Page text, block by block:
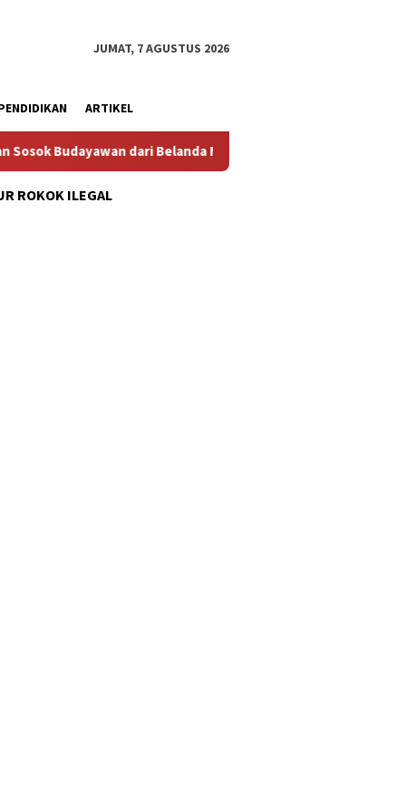
JUMAT, 7 AGUSTUS 2026
ARTIKEL
Belanda Mr. Crues Collen
ROKOK ILEGAL